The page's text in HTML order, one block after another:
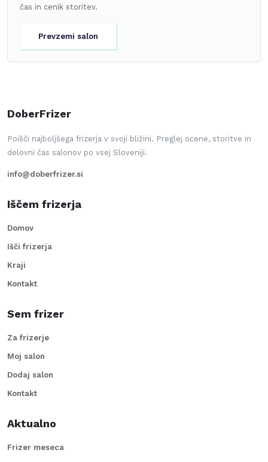
čas in cenik storitev.
Prevzemi salon
DoberFrizer
Poišči najboljšega frizerja v svoji bližini. Preglej ocene, storitve in
delovni čas salonov po vsej Sloveniji.
info@doberfrizer.si
Iščem frizerja
Domov
Išči frizerja
Kraji
Kontakt
Sem frizer
Za frizerje
Moj salon
Dodaj salon
Kontakt
Aktualno
Frizer meseca